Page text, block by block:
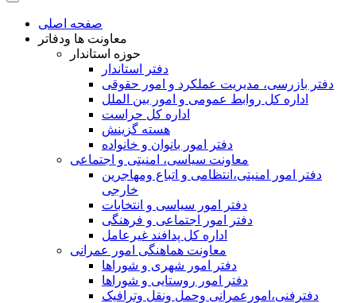
صفحه اصلی
معاونت ها ودفاتر
حوزه استاندار
دفتر استاندار
دفتر بازرسی، مدیریت عملکرد و امور حقوقی
اداره کل روابط عمومی و امور بین الملل
اداره کل حراست
هسته گزینش
دفتر امور بانوان و خانواده
معاونت سیاسی، امنیتی و اجتماعی
دفتر امور امنيتی،انتظامی و اتباع ومهاجرین
خارجی
دفتر امور سیاسی و انتخابات
دفتر امور اجتماعی و فرهنگی
اداره کل پدافند غیرعامل
معاونت هماهنگی امور عمرانی
دفتر امور شهری و شوراها
دفتر امور روستایی و شوراها
دفترفنی،امورعمرانی وحمل ونقل وترافيک